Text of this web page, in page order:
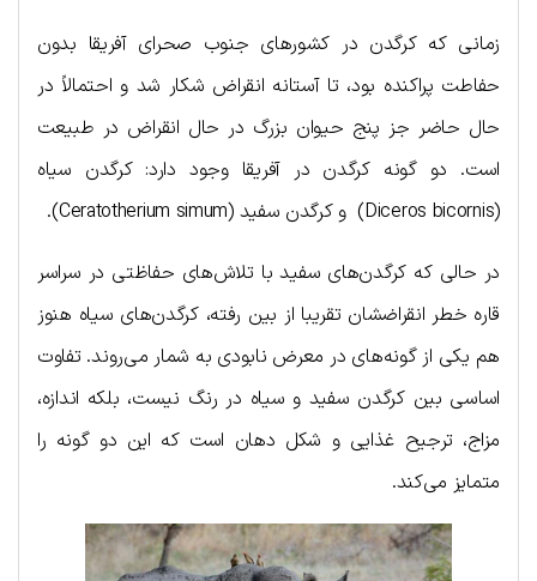
زمانی که کرگدن در کشورهای جنوب صحرای آفریقا بدون
حفاطت پراکنده بود، تا آستانه انقراض شکار شد و احتمالاً در
حال حاضر جز پنج حیوان بزرگ در حال انقراض در طبیعت
است. دو گونه کرگدن در آفریقا وجود دارد: کرگدن سیاه
(Diceros bicornis) و کرگدن سفید (Ceratotherium simum).
در حالی که کرگدن‌های سفید با تلاش‌های حفاظتی در سراسر
قاره خطر انقراضشان تقریبا از بین رفته، کرگدن‌های سیاه هنوز
هم یکی از گونه‌های در معرض نابودی به شمار می‌روند. تفاوت
اساسی بین کرگدن سفید و سیاه در رنگ نیست، بلکه اندازه،
مزاج، ترجیح غذایی و شکل دهان است که این دو گونه را
متمایز می‌کند.